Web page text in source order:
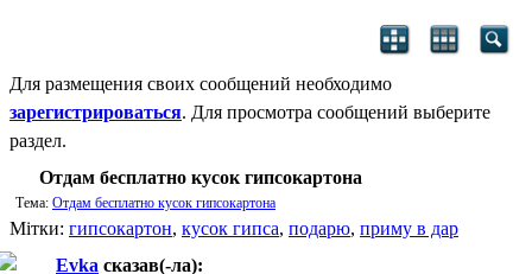
Для размещения своих сообщений необходимо
зарегистрироваться. Для просмотра сообщений выберите
раздел.
Отдам бесплатно кусок гипсокартона
Тема: Отдам бесплатно кусок гипсокартона
Мітки: гипсокартон, кусок гипса, подарю, приму в дар
Evka сказав(-ла):